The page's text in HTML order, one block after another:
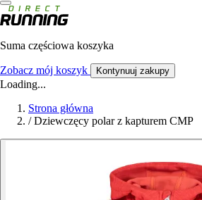
Suma częściowa koszyka
Zobacz mój koszyk Kontynuuj zakupy
Loading...
Strona główna
/ Dziewczęcy polar z kapturem CMP